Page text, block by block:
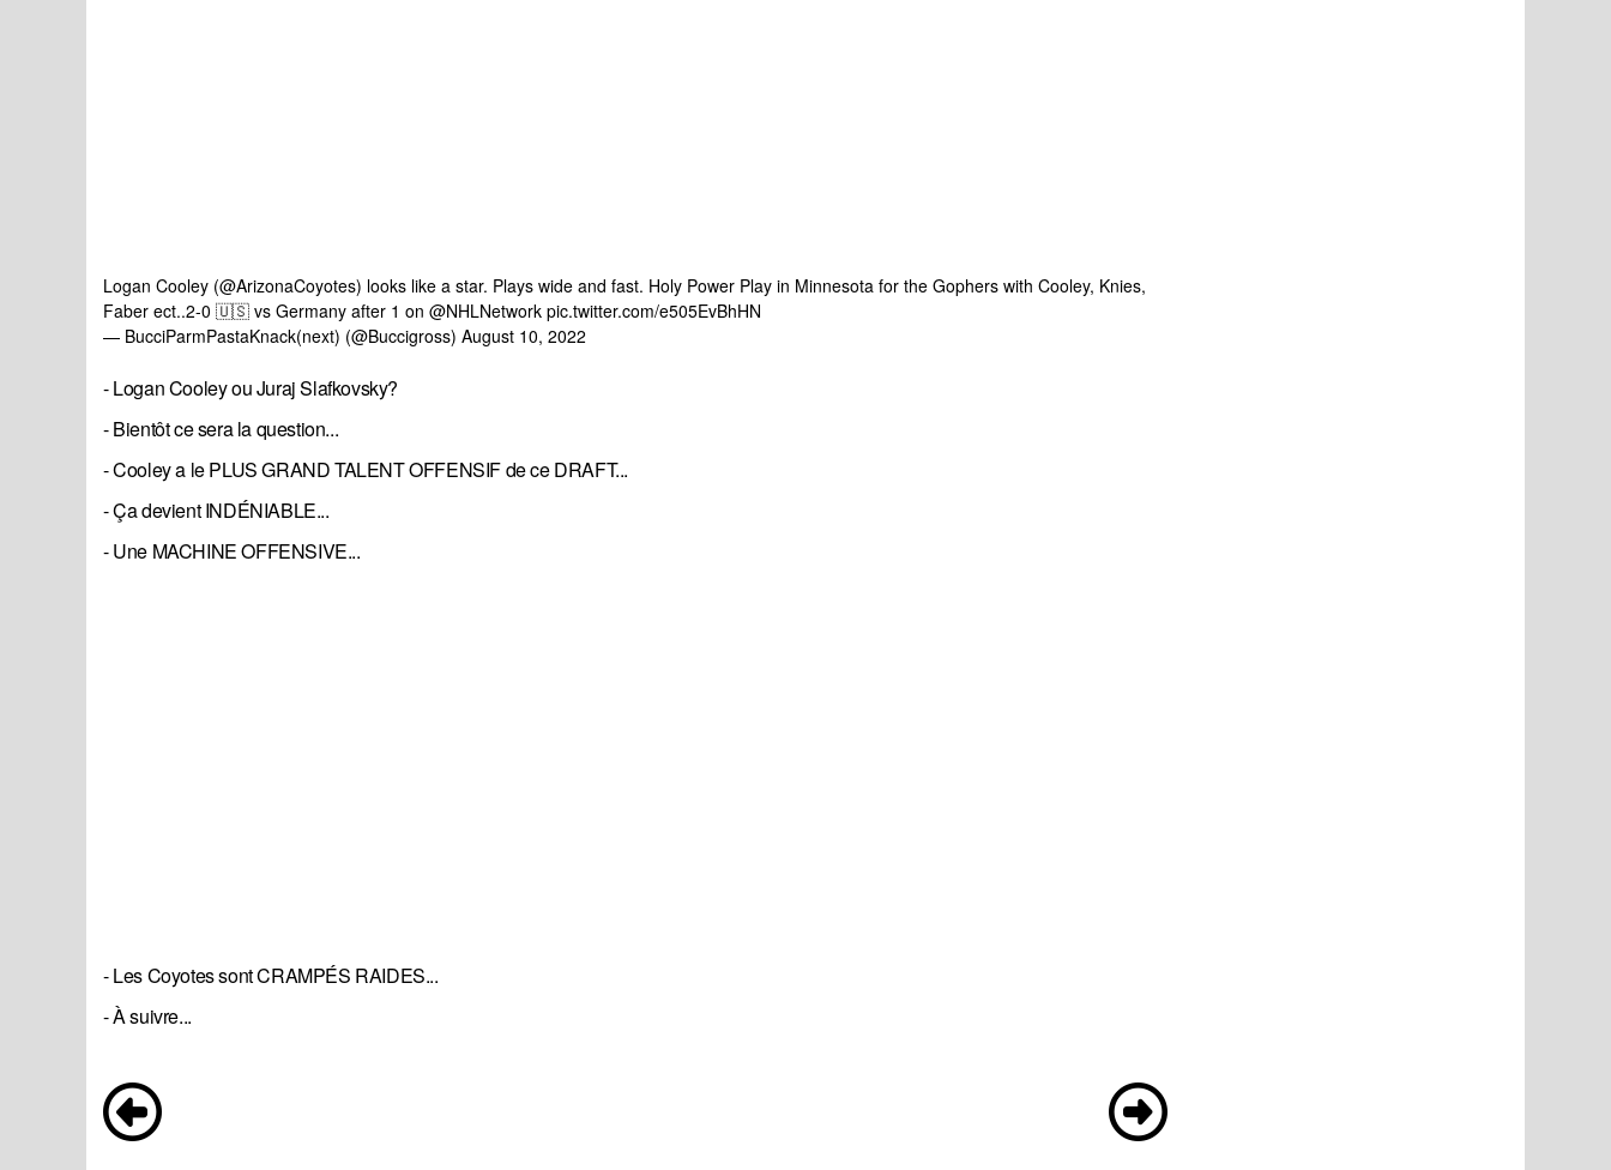
Logan Cooley (@ArizonaCoyotes) looks like a star. Plays wide and fast. Holy Power Play in Minnesota for the Gophers with Cooley, Knies,
Faber ect..2-0 🇺🇸 vs Germany after 1 on @NHLNetwork pic.twitter.com/e505EvBhHN
— BucciParmPastaKnack(next) (@Buccigross) August 10, 2022
- Logan Cooley ou Juraj Slafkovsky?
- Bientôt ce sera la question...
- Cooley a le PLUS GRAND TALENT OFFENSIF de ce DRAFT...
- Ça devient INDÉNIABLE...
- Une MACHINE OFFENSIVE...
- Les Coyotes sont CRAMPÉS RAIDES...
- À suivre...